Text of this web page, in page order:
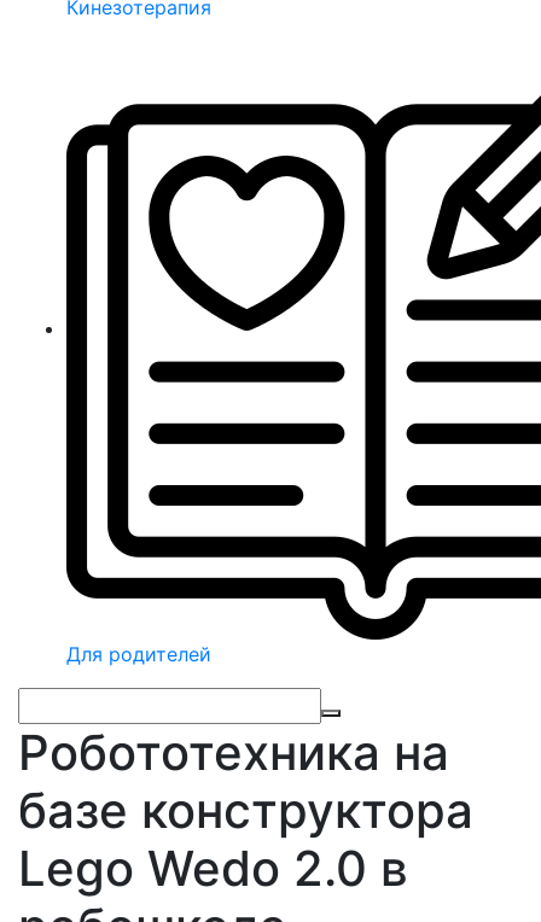
Кинезотерапия
Для родителей
Робототехника на
базе конструктора
Lego Wedo 2.0 в